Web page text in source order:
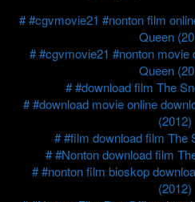
#cgvmovie21 #nonton film
Queen
#cgvmovie21 #nonton movie
Queen
#download film The
#download movie online
(2012)
#film download film The
#Nonton download film
#nonton film bioskop
(2012)